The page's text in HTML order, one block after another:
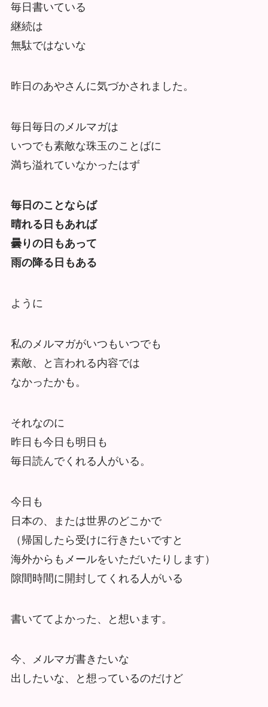
毎日書いている
継続は
無駄ではないな
昨日のあやさんに気づかされました。
毎日毎日のメルマガは
いつでも素敵な珠玉のことばに
満ち溢れていなかったはず
毎日のことならば
晴れる日もあれば
曇りの日もあって
雨の降る日もある
ように
私のメルマガがいつもいつでも
素敵、と言われる内容では
なかったかも。
それなのに
昨日も今日も明日も
毎日読んでくれる人がいる。
今日も
日本の、または世界のどこかで
（帰国したら受けに行きたいですと
海外からもメールをいただいたりします）
隙間時間に開封してくれる人がいる
書いててよかった、と想います。
今、メルマガ書きたいな
出したいな、と想っているのだけど